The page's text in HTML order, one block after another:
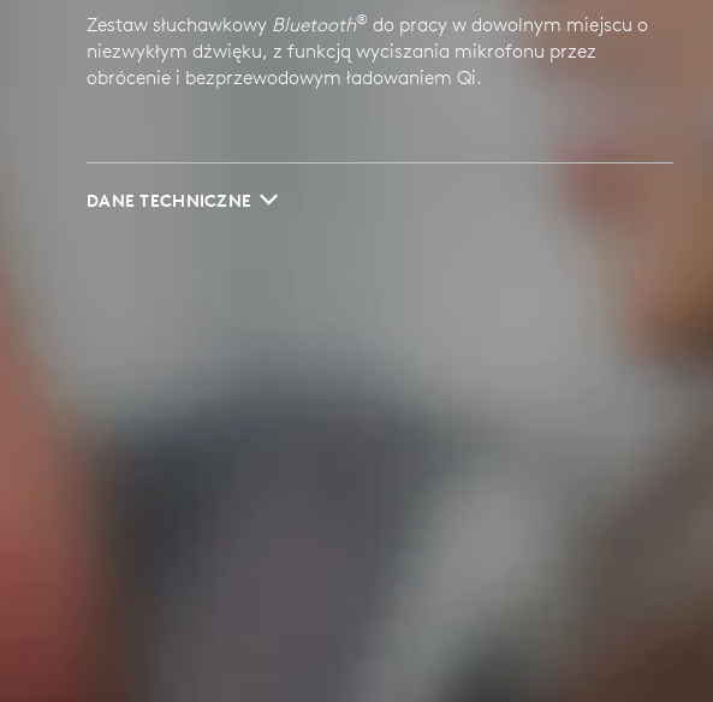
Zestaw słuchawkowy Bluetooth® do pracy w dowolnym miejscu o
niezwykłym dźwięku, z funkcją wyciszania mikrofonu przez
obrócenie i bezprzewodowym ładowaniem Qi.
DANE TECHNICZNE